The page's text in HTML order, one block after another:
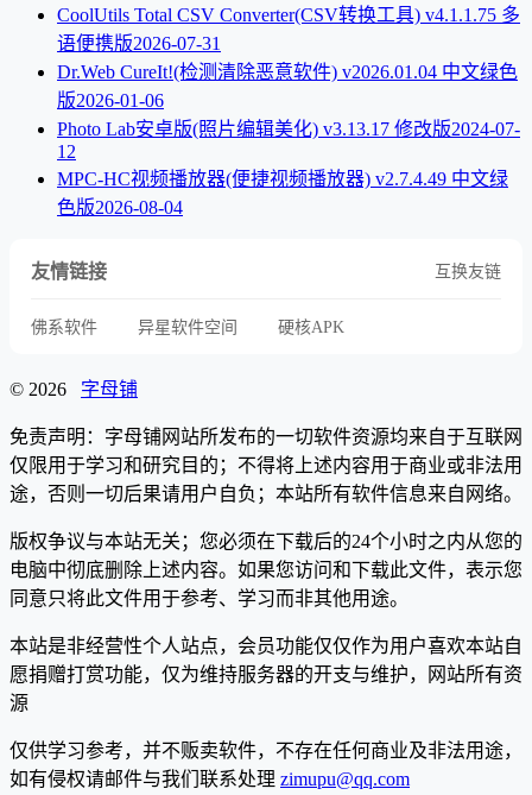
CoolUtils Total CSV Converter(CSV转换工具) v4.1.1.75 多
语便携版2026-07-31
Dr.Web CureIt!(检测清除恶意软件) v2026.01.04 中文绿色
版2026-01-06
Photo Lab安卓版(照片编辑美化) v3.13.17 修改版2024-07-
12
MPC-HC视频播放器(便捷视频播放器) v2.7.4.49 中文绿
色版2026-08-04
友情链接 互换友链
佛系软件 异星软件空间 硬核APK
© 2026 字母铺
免责声明：字母铺网站所发布的一切软件资源均来自于互联网
仅限用于学习和研究目的；不得将上述内容用于商业或非法用
途，否则一切后果请用户自负；本站所有软件信息来自网络。
版权争议与本站无关；您必须在下载后的24个小时之内从您的
电脑中彻底删除上述内容。如果您访问和下载此文件，表示您
同意只将此文件用于参考、学习而非其他用途。
本站是非经营性个人站点，会员功能仅仅作为用户喜欢本站自
愿捐赠打赏功能，仅为维持服务器的开支与维护，网站所有资
源
仅供学习参考，并不贩卖软件，不存在任何商业及非法用途，
如有侵权请邮件与我们联系处理 zimupu@qq.com